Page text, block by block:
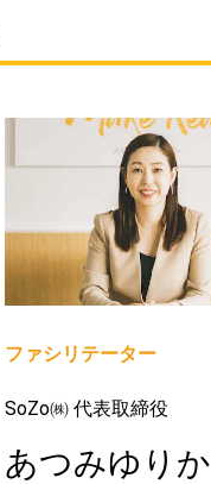
ファシリテーター
SoZo㈱ 代表取締役
あつみゆりか